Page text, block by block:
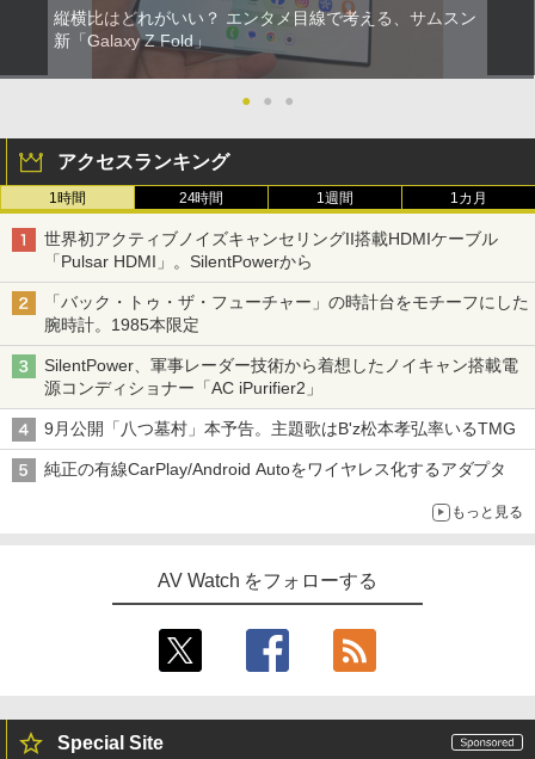
縦横比はどれがいい？ エンタメ目線で考える、サムスン
新「Galaxy Z Fold」
● ● ●
アクセスランキング
1時間 24時間 1週間 1カ月
世界初アクティブノイズキャンセリングII搭載HDMIケーブル
「Pulsar HDMI」。SilentPowerから
「バック・トゥ・ザ・フューチャー」の時計台をモチーフにした
腕時計。1985本限定
SilentPower、軍事レーダー技術から着想したノイキャン搭載電
源コンディショナー「AC iPurifier2」
9月公開「八つ墓村」本予告。主題歌はB'z松本孝弘率いるTMG
純正の有線CarPlay/Android Autoをワイヤレス化するアダプタ
もっと見る
AV Watch をフォローする
Special Site